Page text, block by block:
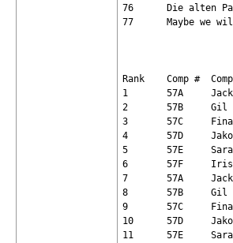
76	Die alten Pauker	64	17.05.2026 06:57:54	76.2	21
77	Maybe we will survive this	66	16.05.2026 20:24:39	85.3	20
Rank	Comp #	Comp Name	Course	Time	Finish	Status	Valid
1	57A	Jack Hay	SF3	00:26:57	16.05.2026 09:26:57	OK	Yes
2	57B	Gil Badia-Landefeld	TH1	00:16:38	16.05.2026 09:43:36	OK	Yes
3	57C	Fina Baath	TH2	00:19:49	16.05.2026 10:03:25	OK	Yes
4	57D	Jakob Oechler	TH5	00:18:49	16.05.2026 10:22:14	OK	Yes
5	57E	Sarah Ahlbrecht	TH3	00:27:13	16.05.2026 10:49:28	OK	Yes
6	57F	Irisz Narvaez-Pattantyus	TH4	00:24:52	16.05.2026 11:14:21	OK	Yes
7	57A	Jack Hay	H5	00:51:24	16.05.2026 12:05:45	OK	Yes
8	57B	Gil Badia-Landefeld	E4	00:40:19	16.05.2026 12:46:04	OK	Yes
9	57C	Fina Baath	H3	00:39:50	16.05.2026 13:25:55	OK	Yes
10	57D	Jakob Oechler	H6	00:50:21	16.05.2026 14:16:16	OK	Yes
11	57E	Sarah Ahlbrecht	E6	01:15:58	16.05.2026 15:32:14	OK	Yes